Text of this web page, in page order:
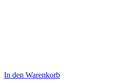
In den Warenkorb